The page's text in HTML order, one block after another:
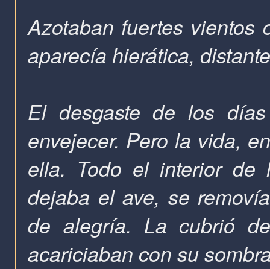
Azotaban fuertes vientos
aparecía hierática,
El desgaste de los
envejecer. Pero la vida,
ella. Todo el interior
dejaba el ave, se
de alegría. La cubrió
acariciaban con su